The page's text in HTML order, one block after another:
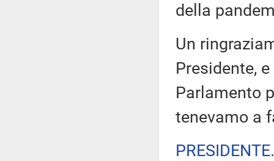
della
Un
Presidente,
Parlamento
tenevamo a
PRESIDENTE